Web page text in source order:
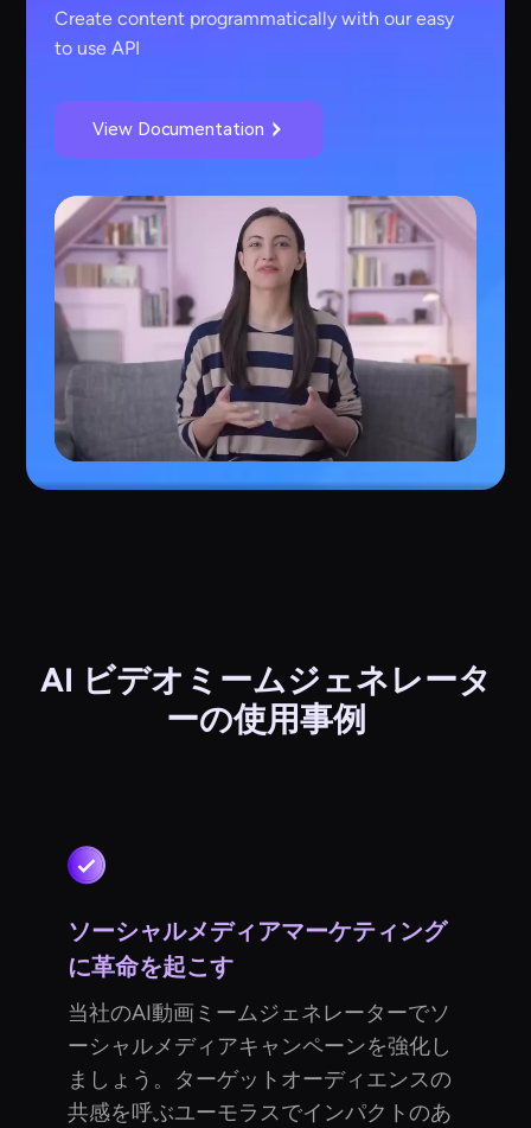
Create content programmatically with our easy
to use API
View Documentation
AI ビデオミームジェネレータ
ーの使用事例
ソーシャルメディアマーケティング
に革命を起こす
当社のAI動画ミームジェネレーターでソ
ーシャルメディアキャンペーンを強化し
ましょう。ターゲットオーディエンスの
共感を呼ぶユーモラスでインパクトのあ